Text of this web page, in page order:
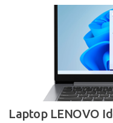
Laptop LENOVO